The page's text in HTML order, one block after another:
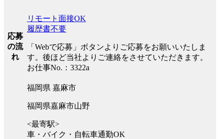
応募
の流
れ
リモート面接OK
履歴書不要
「Webで応募」ボタンよりご応募をお願いいたしま
す。後ほど当社よりご連絡をさせていただきます。
お仕事No.：3322a
福岡県 嘉麻市
福岡県嘉麻市山野
<最寄駅>
車・バイク・自転車通勤OK